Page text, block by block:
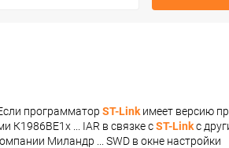
программатор ST-Link имеет версию
К1986ВЕ1x ... IAR в связке сST-Linkс
Миландр ... SWD в окне настройки